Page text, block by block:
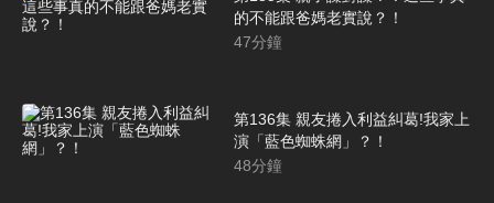
的不能跟爸媽老實說？！
47分鐘
第136集 親友捲入利益糾葛!我家上
演「藍色蜘蛛網」？！
48分鐘